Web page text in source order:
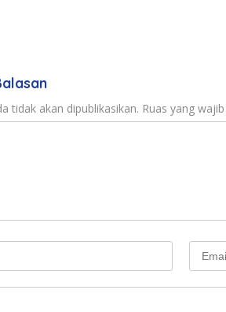
tidak akan dipublikasikan. Ruas yang